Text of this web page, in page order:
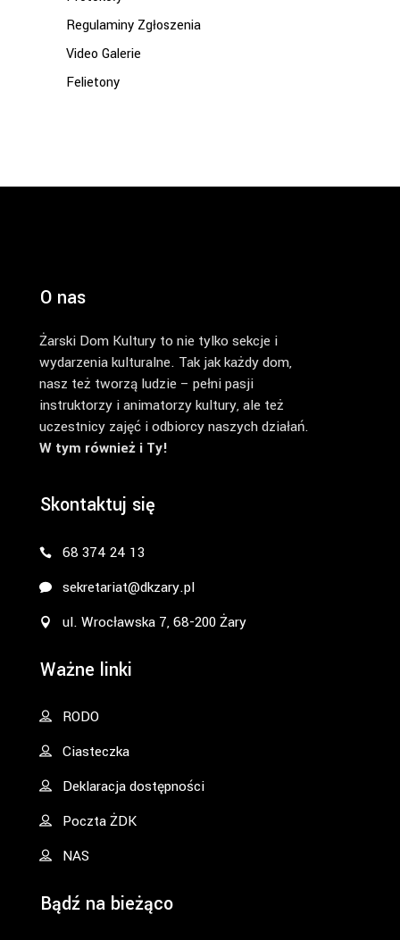
Regulaminy Zgłoszenia
Video Galerie
Felietony
O nas
Żarski Dom Kultury to nie tylko sekcje i
wydarzenia kulturalne. Tak jak każdy dom,
nasz też tworzą ludzie – pełni pasji
instruktorzy i animatorzy kultury, ale też
uczestnicy zajęć i odbiorcy naszych działań.
W tym również i Ty!
Skontaktuj się
68 374 24 13
sekretariat@dkzary.pl
ul. Wrocławska 7, 68-200 Żary
Ważne linki
RODO
Ciasteczka
Deklaracja dostępności
Poczta ŻDK
NAS
Bądź na bieżąco